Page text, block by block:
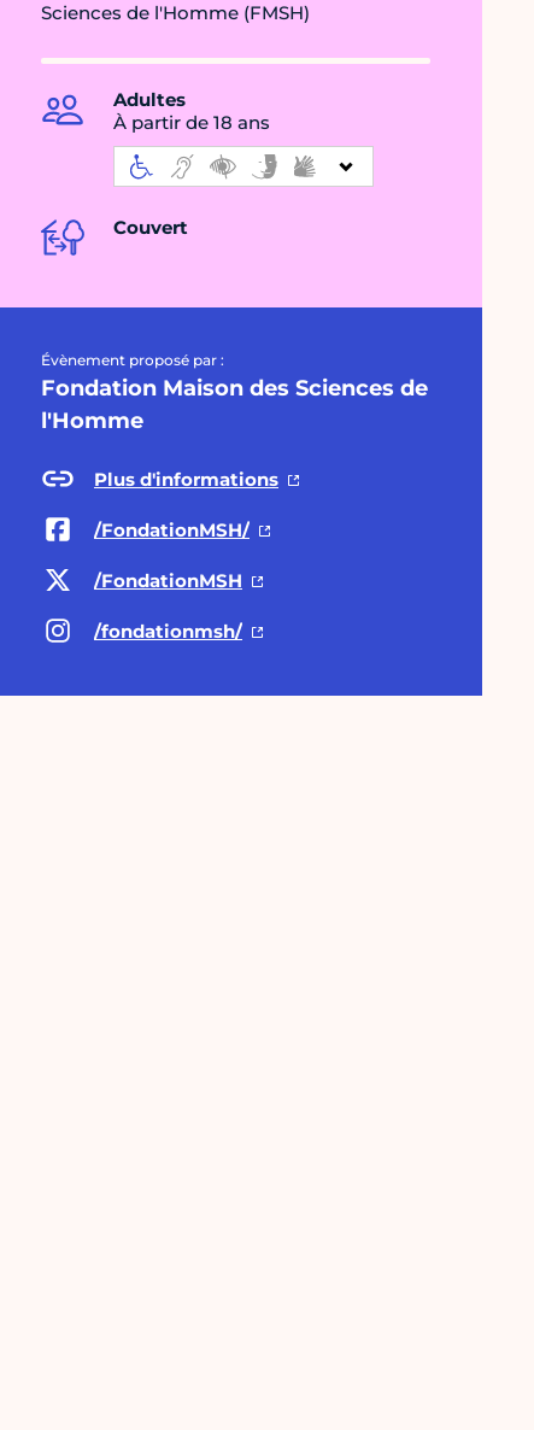
Sciences de l'Homme (FMSH)
Adultes
À partir de 18 ans
Couvert
Évènement proposé par :
Fondation Maison des Sciences de
l'Homme
Plus d'informations
/FondationMSH/
/FondationMSH
/fondationmsh/